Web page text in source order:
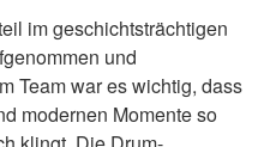
im geschichtsträchtigen
und
Team war es wichtig, dass
modernen Momente so